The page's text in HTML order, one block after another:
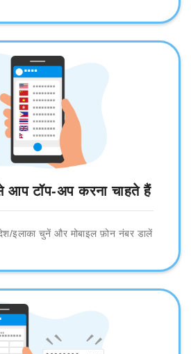
आप टॉप-अप करना चाहते हैं
इलाका चुनें और मोबाइल फ़ोन नंबर डालें